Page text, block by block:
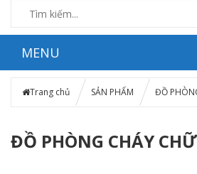
MENU
Trang chủ SẢN PHẨM ĐỒ
ĐỒ PHÒNG CHÁY